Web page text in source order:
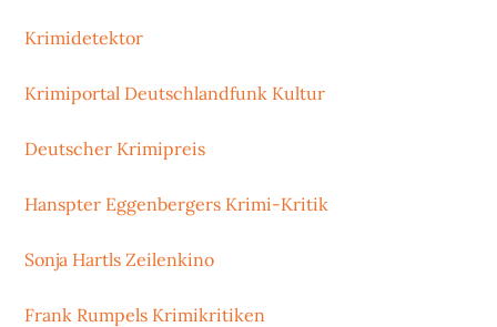
Krimidetektor
Krimiportal Deutschlandfunk Kultur
Deutscher Krimipreis
Hanspter Eggenbergers Krimi-Kritik
Sonja Hartls Zeilenkino
Frank Rumpels Krimikritiken